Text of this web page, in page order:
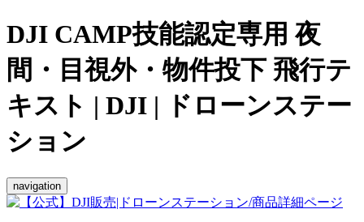
DJI CAMP技能認定専用 夜
間・目視外・物件投下 飛行テ
キスト | DJI | ドローンステー
ション
navigation